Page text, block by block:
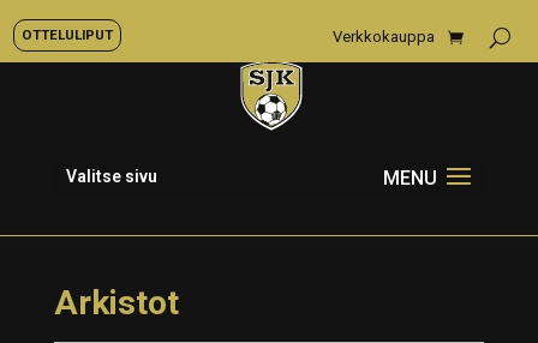
OTTELULIPUT Verkkokauppa
Valitse sivu
Arkistot